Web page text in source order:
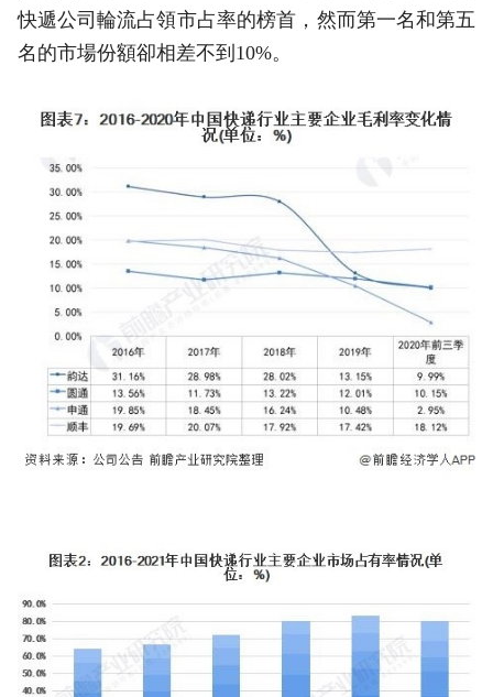
快遞公司輪流占領市占率的榜首，然而第一名和第五
名的市場份額卻相差不到10%。